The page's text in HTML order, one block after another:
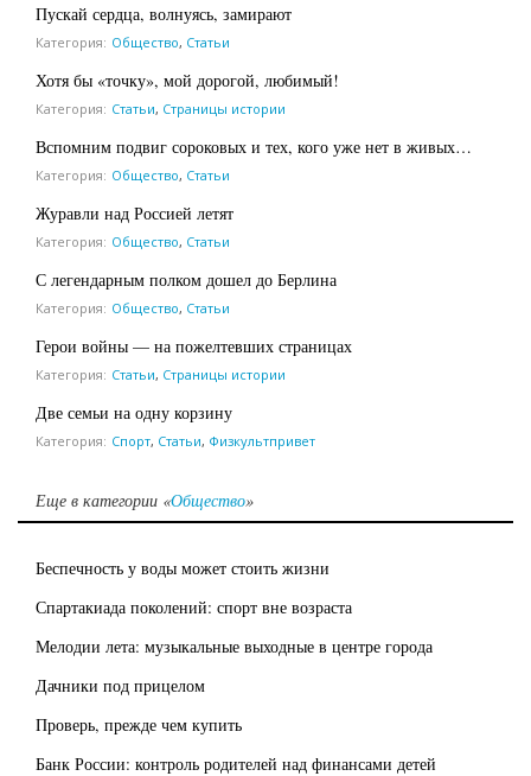
Пускай сердца, волнуясь, замирают
Категория: Общество, Статьи
Хотя бы «точку», мой дорогой, любимый!
Категория: Статьи, Страницы истории
Вспомним подвиг сороковых и тех, кого уже нет в живых…
Категория: Общество, Статьи
Журавли над Россией летят
Категория: Общество, Статьи
С легендарным полком дошел до Берлина
Категория: Общество, Статьи
Герои войны — на пожелтевших страницах
Категория: Статьи, Страницы истории
Две семьи на одну корзину
Категория: Спорт, Статьи, Физкультпривет
Еще в категории «Общество»
Беспечность у воды может стоить жизни
Спартакиада поколений: спорт вне возраста
Мелодии лета: музыкальные выходные в центре города
Дачники под прицелом
Проверь, прежде чем купить
Банк России: контроль родителей над финансами детей